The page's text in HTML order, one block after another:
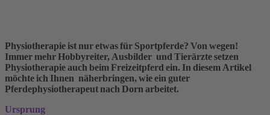
Physiotherapie ist nur etwas für Sportpferde? Von wegen!
Immer mehr Hobbyreiter, Ausbilder und Tierärzte setzen
Physiotherapie auch beim Freizeitpferd ein. In diesem Artikel
möchte ich Ihnen näherbringen, wie ein guter
Pferdephysiotherapeut nach Dorn arbeitet.
Ursprung